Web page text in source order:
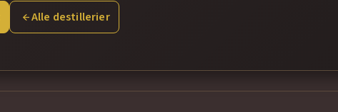
Alle destillerier